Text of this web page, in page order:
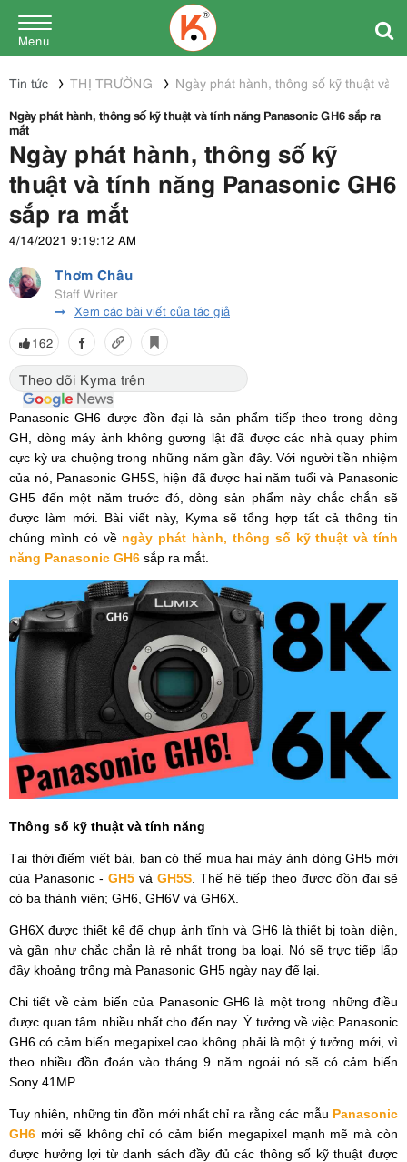
Menu
Tin tức THỊ TRƯỜNG
Ngày phát hành, thông số kỹ thuật và
Ngày phát hành, thông số kỹ thuật và tính năng Panasonic GH6 sắp ra
mắt
Ngày phát hành, thông số kỹ
thuật và tính năng Panasonic GH6
sắp ra mắt
4/14/2021 9:19:12 AM
Thơm Châu
Staff Writer
Xem các bài viết của tác giả
162
Theo dõi Kyma trên
Panasonic GH6 được đồn đại là sản phẩm tiếp theo trong dòng
GH, dòng máy ảnh không gương lật đã được các nhà quay phim
cực kỳ ưa chuộng trong những năm gần đây. Với người tiền nhiệm
của nó, Panasonic GH5S, hiện đã được hai năm tuổi và Panasonic
GH5 đến một năm trước đó, dòng sản phẩm này chắc chắn sẽ
được làm mới. Bài viết này, Kyma sẽ tổng hợp tất cả thông tin
chúng mình có về ngày phát hành, thông số kỹ thuật và tính
năng Panasonic GH6 sắp ra mắt.
Thông số kỹ thuật và tính năng
Tại thời điểm viết bài, bạn có thể mua hai máy ảnh dòng GH5 mới
của Panasonic - GH5 và GH5S . Thế hệ tiếp theo được đồn đại sẽ
có ba thành viên; GH6, GH6V và GH6X.
GH6X được thiết kế để chụp ảnh tĩnh và GH6 là thiết bị toàn diện,
và gần như chắc chắn là rẻ nhất trong ba loại. Nó sẽ trực tiếp lấp
đầy khoảng trống mà Panasonic GH5 ngày nay để lại.
Chi tiết về cảm biến của Panasonic GH6 là một trong những điều
được quan tâm nhiều nhất cho đến nay. Ý tưởng về việc Panasonic
GH6 có cảm biến megapixel cao không phải là một ý tưởng mới, vì
theo nhiều đồn đoán vào tháng 9 năm ngoái nó sẽ có cảm biến
Sony 41MP.
Tuy nhiên, những tin đồn mới nhất chỉ ra rằng các mẫu Panasonic
GH6 mới sẽ không chỉ có cảm biến megapixel mạnh mẽ mà còn
được hưởng lợi từ danh sách đầy đủ các thông số kỹ thuật được